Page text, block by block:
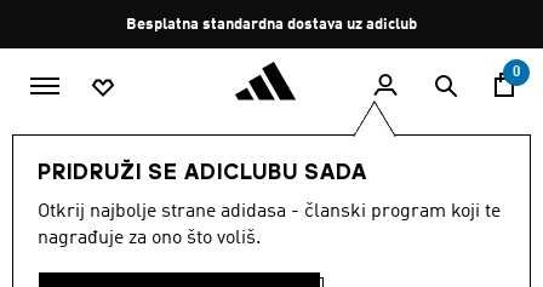
Zaustavi
rotaciju
Besplatan povrat
0
PRIDRUŽI SE ADICLUBU SADA
Otkrij najbolje strane adidasa - članski program koji te
nagrađuje za ono što voliš.
DJECA Odjeća
ODJEĆA ZA DJECU (1740)